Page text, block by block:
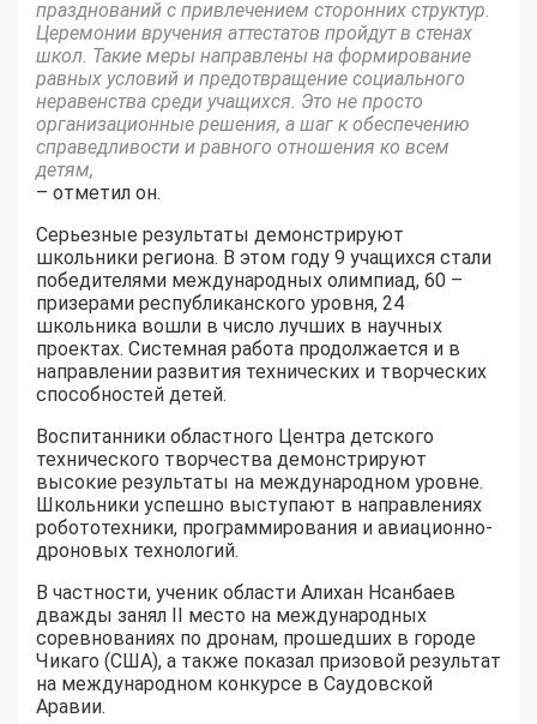
празднований с привлечением сторонних структур.
Церемонии вручения аттестатов пройдут в стенах
школ. Такие меры направлены на формирование
равных условий и предотвращение социального
неравенства среди учащихся. Это не просто
организационные решения, а шаг к обеспечению
справедливости и равного отношения ко всем
детям,
– отметил он.
Серьезные результаты демонстрируют
школьники региона. В этом году 9 учащихся стали
победителями международных олимпиад, 60 –
призерами республиканского уровня, 24
школьника вошли в число лучших в научных
проектах. Системная работа продолжается и в
направлении развития технических и творческих
способностей детей.
Воспитанники областного Центра детского
технического творчества демонстрируют
высокие результаты на международном уровне.
Школьники успешно выступают в направлениях
робототехники, программирования и авиационно-
дроновых технологий.
В частности, ученик области Алихан Нсанбаев
дважды занял II место на международных
соревнованиях по дронам, прошедших в городе
Чикаго (США), а также показал призовой результат
на международном конкурсе в Саудовской
Аравии.